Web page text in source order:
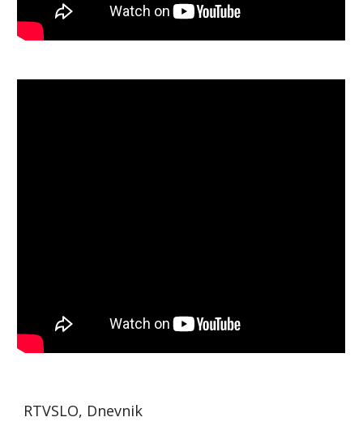
RTVSLO, Dnevnik